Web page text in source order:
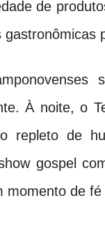
de
À noite, o
repleto de
gospel
momento de fé